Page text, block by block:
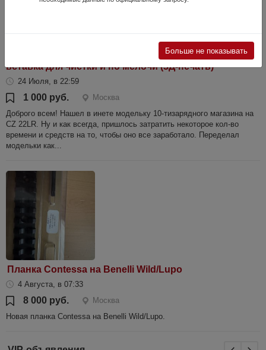
10-зарядный магазин на CZ 22LR, лоудер,
вставка для чистки и по мелочи (3Д-печать)
24 Июля, в 22:59
1 000 руб.
Москва
Доброго всем! Нашел в инете модельку 10-тизарядного магазина на
CZ 22LR. Ну и как всегда, пришлось затратить некоторое кол-во
времени и средств на то, чтобы оно все заработало. Переделал
модельки как...
Планка Contessa на Benelli Wild/Lupo
4 Августа, в 07:33
8 000 руб.
Москва
Новая планка Contessa на Benelli Wild/Lupo.
Больше не показывать